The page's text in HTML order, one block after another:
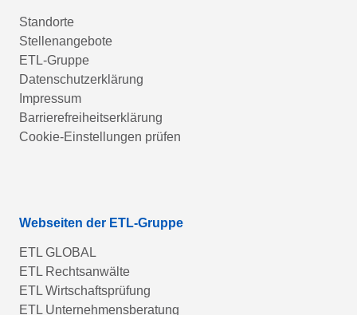
Standorte
Stellenangebote
ETL-Gruppe
Datenschutzerklärung
Impressum
Barrierefreiheitserklärung
Cookie-Einstellungen prüfen
Webseiten der ETL-Gruppe
ETL GLOBAL
ETL Rechtsanwälte
ETL Wirtschaftsprüfung
ETL Unternehmensberatung